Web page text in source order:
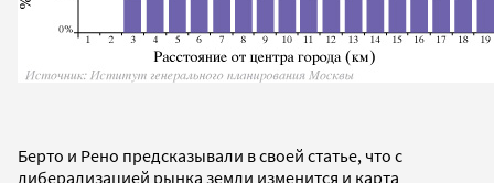
Берто и Рено предсказывали в своей статье, что с
либерализацией рынка земли изменится и карта